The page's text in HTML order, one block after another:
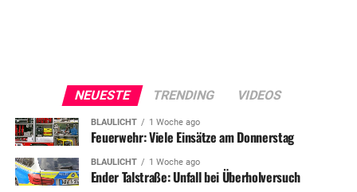
NEUESTE TRENDING VIDEOS
BLAULICHT 1 Woche ago
Feuerwehr: Viele Einsätze am Donnerstag
BLAULICHT 1 Woche ago
Ender Talstraße: Unfall bei Überholversuch